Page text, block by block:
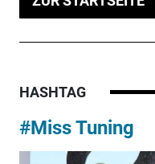
HASHTAG
#Miss Tuning